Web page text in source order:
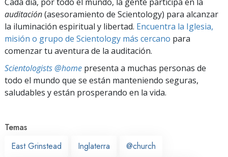
auditación(asesoramiento de Scientology) para alcanzar
la iluminación espiritual y libertad. Encuentra la Iglesia,
misión o grupo de Scientology más cercano para
comenzar tu aventura de la auditación.
Scientologists @home presenta a muchas personas de
todo el mundo que se están manteniendo seguras,
saludables y están prosperando en la vida.
Temas
East Grinstead
Inglaterra @church